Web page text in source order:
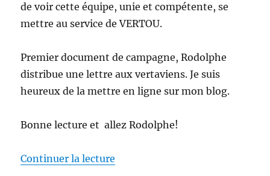
de voir cette équipe, unie et compétente, se
mettre au service de VERTOU.
Premier document de campagne, Rodolphe
distribue une lettre aux vertaviens. Je suis
heureux de la mettre en ligne sur mon blog.
Bonne lecture et allez Rodolphe!
Continuer la lecture